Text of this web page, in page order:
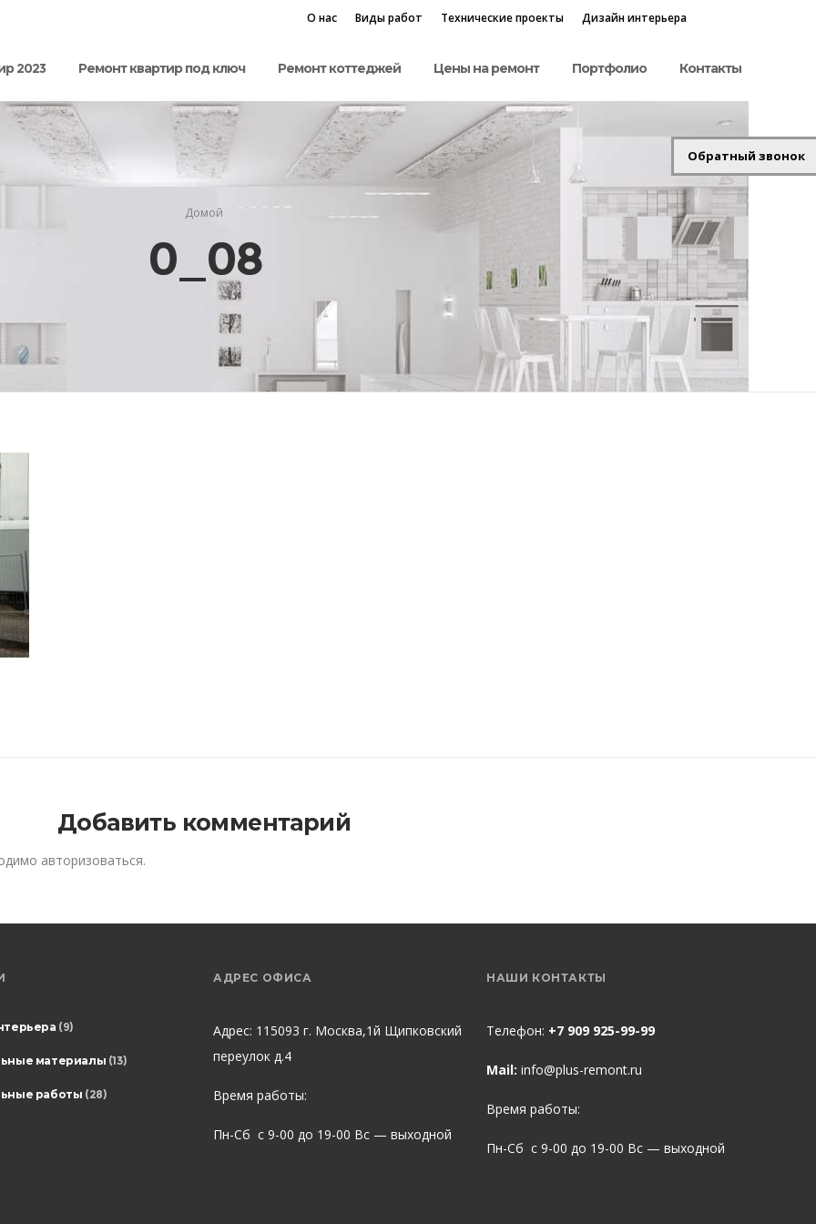
О нас Виды работ Технические проекты Дизайн интерьера
2023 Ремонт квартир под ключ Ремонт коттеджей Цены на ремонт Портфолио Контакты
Домой
0_08
Добавить комментарий
авторизоваться.
(9)
материалы (13)
работы (28)
АДРЕС ОФИСА
Адрес: 115093 г. Москва,1й Щипковский
переулок д.4
Время работы:
Пн-Сб с 9-00 до 19-00 Вс — выходной
НАШИ КОНТАКТЫ
Телефон: +7 909 925-99-99
Mail: info@plus-remont.ru
Время работы:
Пн-Сб с 9-00 до 19-00 Вс — выходной
Обратный звонок